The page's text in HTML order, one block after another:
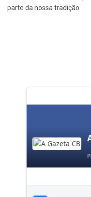
parte da nossa tradição.